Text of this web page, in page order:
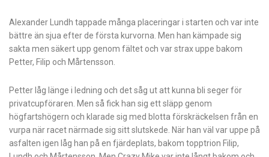
Alexander Lundh tappade många placeringar i starten och var inte
bättre än sjua efter de första kurvorna. Men han kämpade sig
sakta men säkert upp genom fältet och var strax uppe bakom
Petter, Filip och Mårtensson.
Petter låg länge i ledning och det såg ut att kunna bli seger för
privatcupföraren. Men så fick han sig ett släpp genom
högfartshögern och klarade sig med blotta förskräckelsen från en
vurpa när racet närmade sig sitt slutskede. När han väl var uppe på
asfalten igen låg han på en fjärdeplats, bakom topptrion Filip,